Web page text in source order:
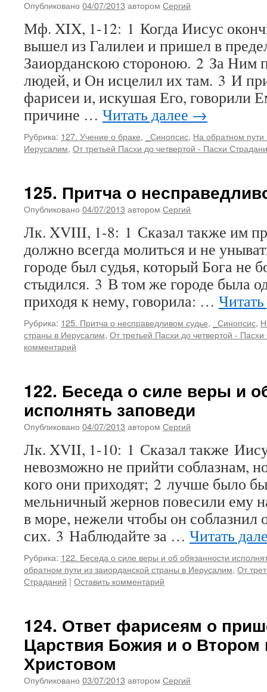
Опубликовано 04/07/2013 автором Сергий
Мф. XIX, 1-12: 1 Когда Иисус
вышел из Галилеи и пришел в
Заиорданскою стороною. 2 За Ним
людей, и Он исцелил их там. 3 И
фарисеи и, искушая Его, говорили
причине … Читать далее →
Рубрика: 127. Учение о браке, _Синопсис, На обратном пути
Иерусалим, От третьей Пасхи до четвертой - Пасхи
125. Притча о
Опубликовано 04/07/2013 автором Сергий
Лк. XVIII, 1-8: 1 Сказал также им
должно всегда молиться и не
городе был судья, который Бога не
стыдился. 3 В том же городе была
приходя к нему, говорила: …
Рубрика: 125. Притча о несправедливом судье, _Синопсис,
страны в Иерусалим, От третьей Пасхи до четвертой -
комментарий
122. Беседа о силе веры и
исполнять заповеди
Опубликовано 04/07/2013 автором Сергий
Лк. XVII, 1-10: 1 Сказал также
невозможно не прийти соблазнам,
кого они приходят; 2 лучше было
мельничный жернов повесили ему
в море, нежели чтобы он соблазнил
сих. 3 Наблюдайте за … Читать
Рубрика: 122. Беседа о силе веры и об обязанности
обратном пути из заиорданской страны в Иерусалим, От
Страданий | Оставить комментарий
124. Ответ фарисеям о
Царствия Божия и о Втором
Христовом
Опубликовано 03/07/2013 автором Сергий